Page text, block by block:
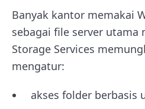
Banyak kantor memakai
sebagai file server utama
Storage Services
mengatur:
akses folder berbasis